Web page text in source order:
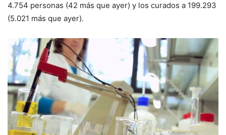
4.754 personas (42 más que ayer) y los curados a 199.293
(5.021 más que ayer).